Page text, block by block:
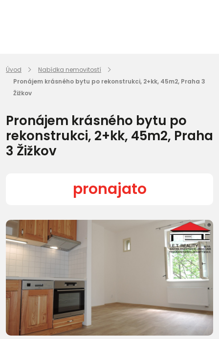
Úvod
Nabídka nemovitostí
Pronájem krásného bytu po rekonstrukci, 2+kk, 45m2, Praha 3
Žižkov
Pronájem krásného bytu po
rekonstrukci, 2+kk, 45m2, Praha
3 Žižkov
pronajato
Další fotografie (21)